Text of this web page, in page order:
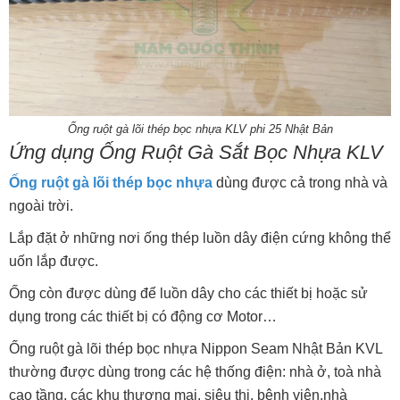
Ống ruột gà lõi thép bọc nhựa KLV phi 25 Nhật Bản
Ứng dụng Ống Ruột Gà Sắt Bọc Nhựa KLV
Ống ruột gà lõi thép bọc nhựa dùng được cả trong nhà và
ngoài trời.
Lắp đặt ở những nơi ống thép luồn dây điện cứng không thể
uốn lắp được.
Ống còn được dùng để luồn dây cho các thiết bị hoặc sử
dụng trong các thiết bị có động cơ Motor…
Ống ruột gà lõi thép bọc nhựa Nippon Seam Nhật Bản KVL
thường được dùng trong các hệ thống điện: nhà ở, toà nhà
cao tầng, các khu thương mại, siêu thị, bệnh viện,nhà